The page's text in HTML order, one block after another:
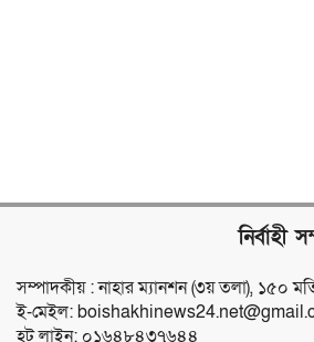
নির্বাহী
সম্পাদকীয় : নাহার ম্যানশন (৩য় তলা), ১৫০
ই-মেইল:
হট লাইন: ০১৬৪৮৪৩৭৬৪৪